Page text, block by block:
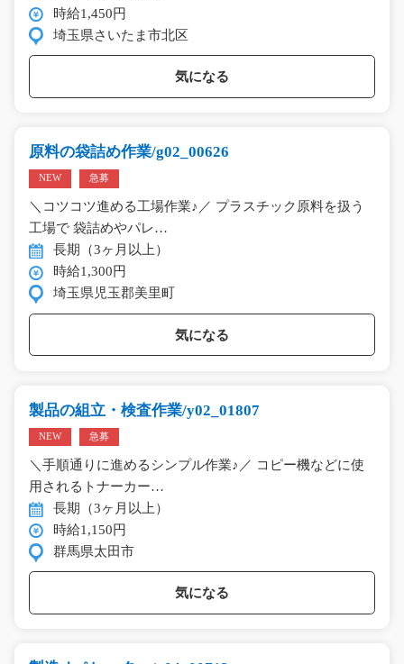
時給1,450円
埼玉県さいたま市北区
気になる
原料の袋詰め作業/g02_00626
NEW 急募
＼コツコツ進める工場作業♪／ プラスチック原料を扱う
工場で 袋詰めやパレ…
長期（3ヶ月以上）
時給1,300円
埼玉県児玉郡美里町
気になる
製品の組立・検査作業/y02_01807
NEW 急募
＼手順通りに進めるシンプル作業♪／ コピー機などに使
用されるトナーカー…
長期（3ヶ月以上）
時給1,150円
群馬県太田市
気になる